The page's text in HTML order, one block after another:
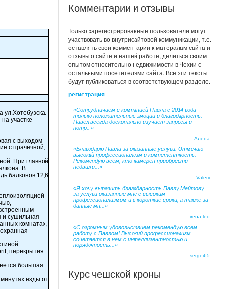
ул.Хотебузска.
участке
с выходом
с прачечной,
При главной
В
балконов 12,6
и сушильная
комнатах,
перекрытия
большая
езды от
Комментарии и отзывы
Только зарегистрированные пользователи могут
участвовать во внутрисайтовой коммуникации, т.е.
оставлять свои комментарии к матералам сайта и
отзывы о сайте и нашей работе, делиться своим
опытом относительно недвижимости в Чехии с
остальными посетителями сайта. Все эти тексты
будут публиковаться в соответствующем разделе.
регистрация
«Сотрудничаем с компанией Павла с 2014 года -
только положительные эмоции и благодарность.
Павел всегда досконально изучает запросы и
потр...»
Алена
«Благодарю Павла за оказанные услуги. Отмечаю
высокий профессионализм и компетентность.
Рекомендую всем, кто намерен приобрести
недвижи...»
Valerii
«Я хочу выразить благодарность Павлу Мейтову
за услуги оказанные мне с высоким
профессионализмом и в короткие сроки, а также за
данные мн...»
irena-leo
«С огромным удовольствием рекомендую всем
работу с Павлом! Высокий профессионализм
сочетается в нем с интеллигентностью и
порядочность...»
sergei65
Курс чешской кроны